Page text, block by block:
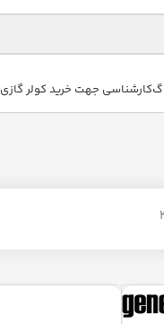
کارشناسی جهت خرید کولر گازی